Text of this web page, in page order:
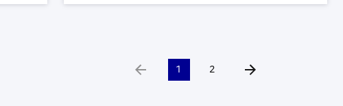
Aller à la page précédente
1 2 Aller à la page suivante